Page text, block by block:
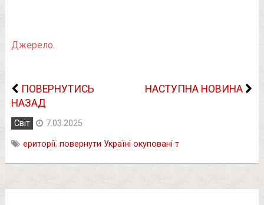
Джерело.
ПОВЕРНУТИСЬ
НАЗАД
НАСТУПНА НОВИНА
Світ 7.03.2025
ериторії, повернути Україні окуповані т